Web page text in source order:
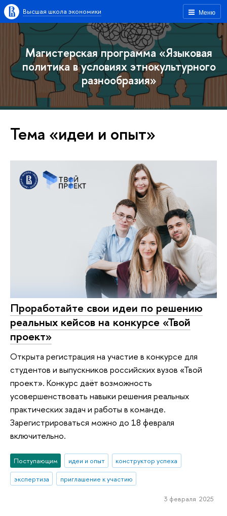
Меню
Высшая школа экономики
Магистерская программа «Языковая
политика в условиях этнокультурного
разнообразия»
Тема «идеи и опыт»
Проработайте свои идеи по решению
реальных кейсов на конкурсе «Твой
проект»
Открыта регистрация на участие в конкурсе для
студентов и выпускников российских вузов «Твой
проект». Конкурс даёт возможность
усовершенствовать навыки решения реальных
практических задач и работы в команде.
Зарегистрироваться можно до 18 февраля
включительно.
Поступающим идеи и опыт
конструктор успеха
экспертиза
приглашение к участию
3 февраля 2025